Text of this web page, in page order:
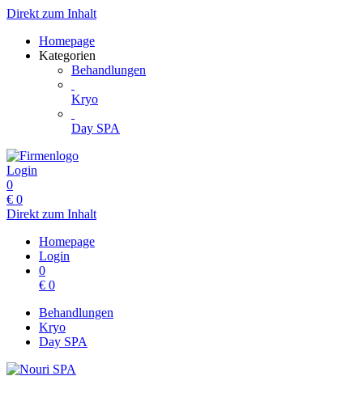
Direkt zum Inhalt
Homepage
Kategorien
Behandlungen
Kryo
Day SPA
Login
0
€ 0
Direkt zum Inhalt
Homepage
Login
0
€ 0
Behandlungen
Kryo
Day SPA